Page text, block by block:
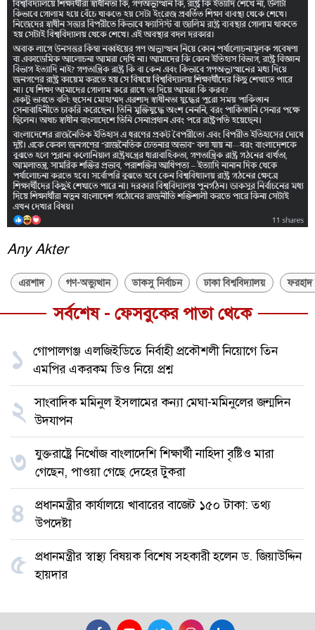
Any Akter
এরশাদ গণ-অভ্যুত্থান ডাকসু নির্বাচন ঢাকা বিশ্ববিদ্যালয় ফরহাদ
সর্বশেষ - ফেসবুকের পাতা থেকে
১
গোপালগঞ্জ এলজিইডিতে নির্বাহী প্রকৌশলী নিয়োগে তিন
এমপির একরকম ডিও নিয়ে প্রশ্ন
২ সাংবাদিক মমিনুল ইসলামের কন্যা মেঘা-মমিনুলের জন্মদিন
উদযাপন
৩ যুক্তরাষ্ট্রে নিখোঁজ বাংলাদেশি শিক্ষার্থী নাহিদা বৃষ্টিও মারা
গেছেন, পাওয়া গেছে দেহের টুকরা
৪
প্রধানমন্ত্রীর কার্যালয়ে খাবারের বাজেট ১৫০ টাকা: তথ্য
উপদেষ্টা
৫ প্রধানমন্ত্রীর স্বাস্থ্য বিষয়ক বিশেষ সহকারী হলেন ড. জিয়াউদ্দিন
হায়দার